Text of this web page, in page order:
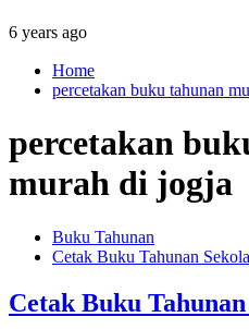
6 years ago
Home
percetakan buku tahunan
percetakan
murah di jogja
Buku Tahunan
Cetak Buku Tahunan
Cetak Buku